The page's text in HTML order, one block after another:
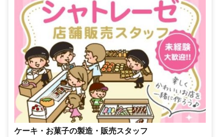
ケーキ・お菓子の製造・販売スタッフ